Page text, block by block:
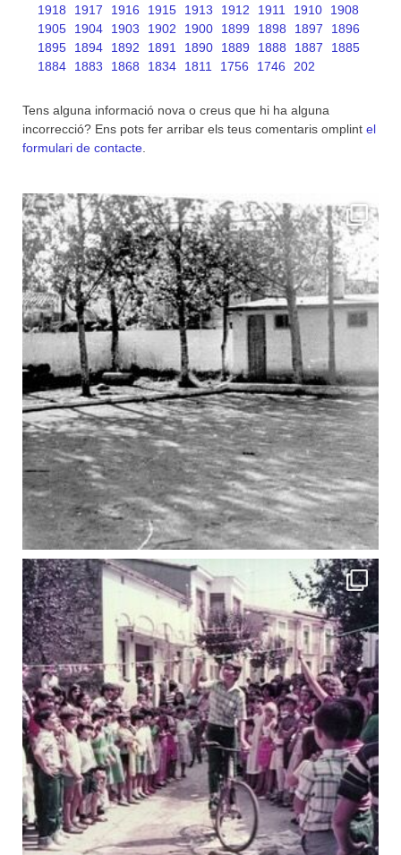
1918
1917 1916 1915 1913 1912 1911 1910
1908
1905
1904 1903 1902 1900 1899 1898 1897
1896
1895
1894 1892 1891 1890 1889 1888 1887
1885
1884
1883 1868 1834 1811 1756 1746 202
Tens alguna informació nova o creus que hi ha alguna
incorrecció? Ens pots fer arribar els teus comentaris omplint el
formulari de contacte.